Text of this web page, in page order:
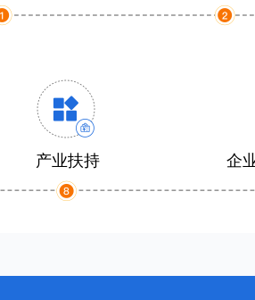
产业扶持 企